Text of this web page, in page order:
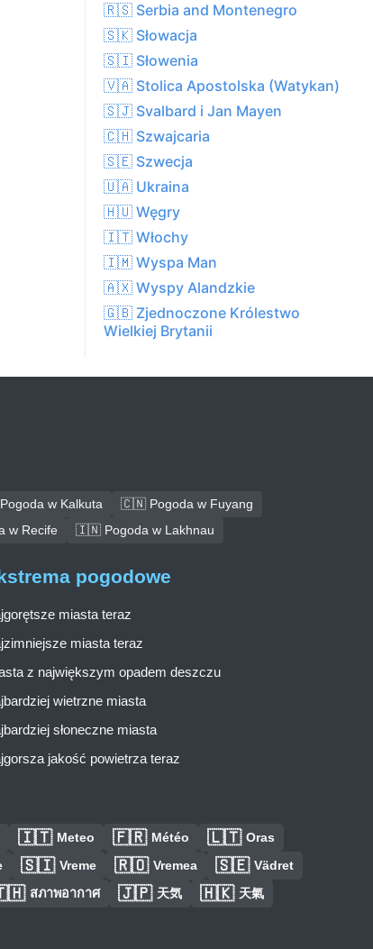
🇷🇸 Serbia and Montenegro
🇸🇰 Słowacja
🇸🇮 Słowenia
🇻🇦 Stolica Apostolska (Watykan)
🇸🇯 Svalbard i Jan Mayen
🇨🇭 Szwajcaria
🇸🇪 Szwecja
🇺🇦 Ukraina
🇭🇺 Węgry
🇮🇹 Włochy
🇮🇲 Wyspa Man
🇦🇽 Wyspy Alandzkie
🇬🇧 Zjednoczone Królestwo
Wielkiej Brytanii
w Kalkuta
🇨🇳 Pogoda w Fuyang
w Recife 🇮🇳 Pogoda w Lakhnau
pogodowe
miasta teraz
miasta teraz
z największym opadem deszczu
wietrzne miasta
słoneczne miasta
jakość powietrza teraz
🇮🇹 Meteo 🇫🇷 Météo 🇱🇹 Oras
🇸🇮 Vreme 🇷🇴 Vremea 🇸🇪 Vädret
สภาพอากาศ 🇯🇵 天気 🇭🇰 天氣